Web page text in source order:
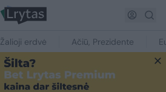
Žalioji erdvė Ačiū, Prezidente